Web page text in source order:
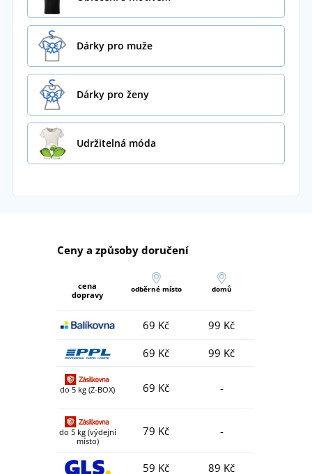
Dárky pro muže
Dárky pro ženy
Udržitelná móda
Ceny a způsoby doručení
cena
dopravy
odběrné místo domů
69 Kč
99 Kč
69 Kč
99 Kč
do 5 kg (Z-BOX) 69 Kč -
do 5 kg (výdejní
místo)
79 Kč -
59 Kč 89 Kč